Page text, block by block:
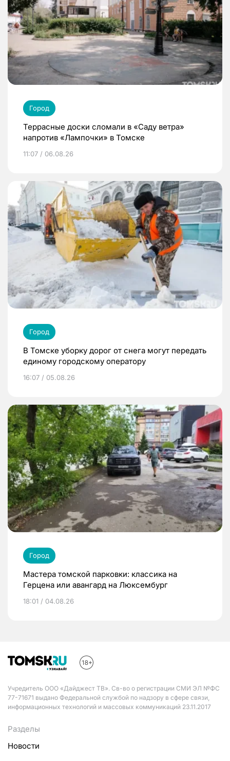
Город
Террасные доски сломали в «Саду ветра»
напротив «Лампочки» в Томске
11:07 / 06.08.26
Город
В Томске уборку дорог от снега могут передать
единому городскому оператору
16:07 / 05.08.26
Город
Мастера томской парковки: классика на
Герцена или авангард на Люксембург
18:01 / 04.08.26
Учредитель ООО «Дайджест ТВ». Св-во о регистрации СМИ ЭЛ №ФС
77-71671 выдано Федеральной службой по надзору в сфере связи,
информационных технологий и массовых коммуникаций 23.11.2017
Разделы
Новости